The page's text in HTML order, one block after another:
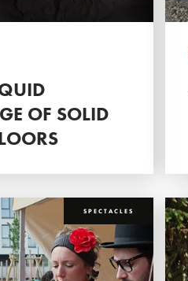
OF SOLID
SPECTACLES